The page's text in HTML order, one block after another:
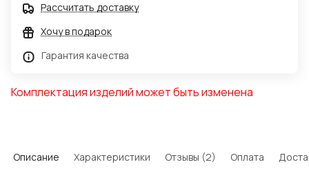
Рассчитать доставку
Хочу в подарок
Гарантия качества
Комплектация изделий может быть изменена
Описание Характеристики Отзывы (2) Оплата